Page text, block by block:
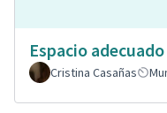
Espacio
Cristina Casañas